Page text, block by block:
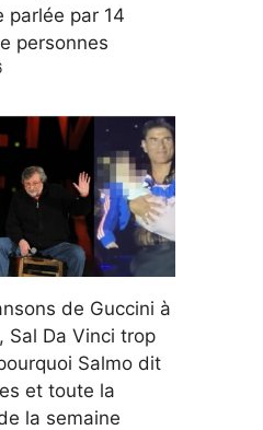
parlée par 14
personnes
de Guccini à
Sal Da Vinci trop
Salmo dit
et toute la
la semaine